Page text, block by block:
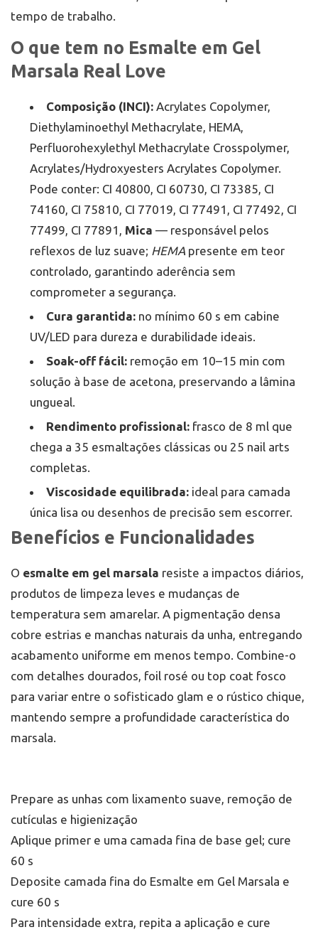
tempo de trabalho.
O que tem no Esmalte em Gel
Marsala Real Love
Composição (INCI): Acrylates Copolymer,
Diethylaminoethyl Methacrylate, HEMA,
Perfluorohexylethyl Methacrylate Crosspolymer,
Acrylates/Hydroxyesters Acrylates Copolymer.
Pode conter: CI 40800, CI 60730, CI 73385, CI
74160, CI 75810, CI 77019, CI 77491, CI 77492, CI
77499, CI 77891, Mica — responsável pelos
reflexos de luz suave; HEMA presente em teor
controlado, garantindo aderência sem
comprometer a segurança.
Cura garantida: no mínimo 60 s em cabine
UV/LED para dureza e durabilidade ideais.
Soak-off fácil: remoção em 10–15 min com
solução à base de acetona, preservando a lâmina
ungueal.
Rendimento profissional: frasco de 8 ml que
chega a 35 esmaltações clássicas ou 25 nail arts
completas.
Viscosidade equilibrada: ideal para camada
única lisa ou desenhos de precisão sem escorrer.
Benefícios e Funcionalidades
O esmalte em gel marsala resiste a impactos diários,
produtos de limpeza leves e mudanças de
temperatura sem amarelar. A pigmentação densa
cobre estrias e manchas naturais da unha, entregando
acabamento uniforme em menos tempo. Combine-o
com detalhes dourados, foil rosé ou top coat fosco
para variar entre o sofisticado glam e o rústico chique,
mantendo sempre a profundidade característica do
marsala.
Prepare as unhas com lixamento suave, remoção de
cutículas e higienização
Aplique primer e uma camada fina de base gel; cure
60 s
Deposite camada fina do Esmalte em Gel Marsala e
cure 60 s
Para intensidade extra, repita a aplicação e cure